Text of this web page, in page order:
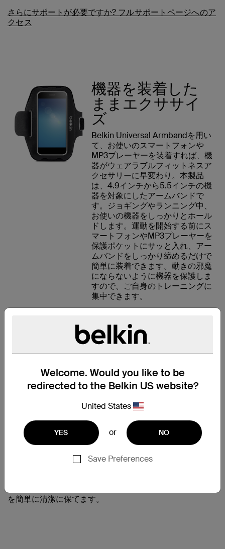
Welcome. Would you like to be
redirected to the Belkin US website?
United States
YES or NO
Save Preferences
さらにサポートが必要ですか? フルサポートページへのア
クセス
機器を装着した
ままエクササイ
ズ
Belkin Universal Armbandを用い
て、お使いのスマートフォンや
MP3プレーヤーを装着すれば、機
器がウェアラブルフィットネスア
クセサリーに早変わり。本製品
は、4.9インチから5.5インチの機
器を対象にしたアームバンドで
す。ジョギングやランニング中、
お使いの機器をしっかりとホール
ドします。運動を開始する前にス
マートフォンやMP3プレーヤーを
保護ポケットにサッと入れ、アー
ムバンドをしっかり締めるだけで
簡単に装着できます。動きの邪魔
にならないように機器を保護しま
すので、ご自身のトレーニングに
集中できます。
快適なトレーニ
ングを実現
Belkin Universal Armbandは、通
ていて、ぴったりと快適にフィッ
ト。ジョギング、クライミング、
ランニング中でも、ストラップが
伸縮するので、思いっきり体を動
かせます。ストラップは、軽量で
スリムなため、運動中でも締め付
を簡単に清潔に保てます。